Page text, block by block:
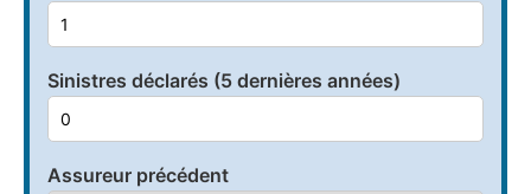
Sinistres déclarés (5 dernières années)
Assureur précédent